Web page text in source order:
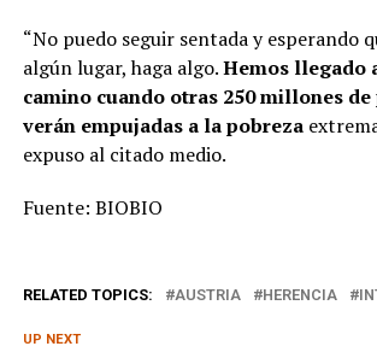
“No puedo seguir sentada y esperando
algún lugar, haga algo.Hemos llegado
camino cuando otras 250 millones de
verán empujadas a la pobreza
expuso al citado medio.
Fuente: BIOBIO
RELATED TOPICS: AUSTRIA HERENCIA
UP NEXT